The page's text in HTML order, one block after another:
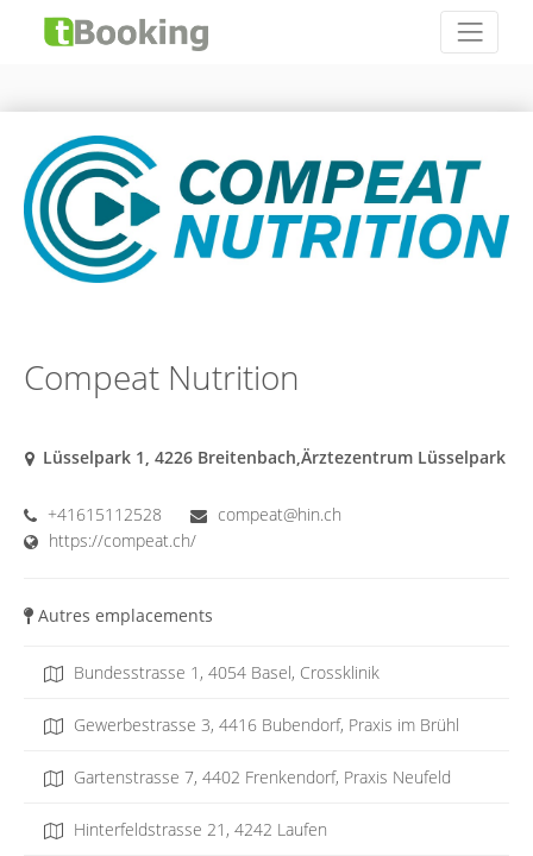
Compeat Nutrition
Lüsselpark 1, 4226 Breitenbach,Ärztezentrum Lüsselpark
+41615112528
compeat@hin.ch
https://compeat.ch/
Autres emplacements
Bundesstrasse 1, 4054 Basel, Crossklinik
Gewerbestrasse 3, 4416 Bubendorf, Praxis im Brühl
Gartenstrasse 7, 4402 Frenkendorf, Praxis Neufeld
Hinterfeldstrasse 21, 4242 Laufen